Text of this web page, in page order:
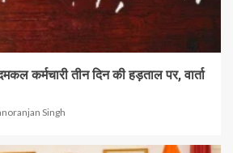
कर्मचारी तीन दिन की हड़ताल पर, वार्ता
Singh